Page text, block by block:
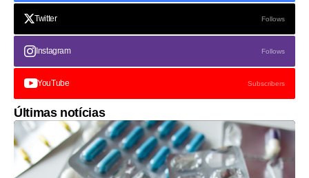
Twitter Follows
Instagram Follows
YouTube Subscribers
Últimas notícias